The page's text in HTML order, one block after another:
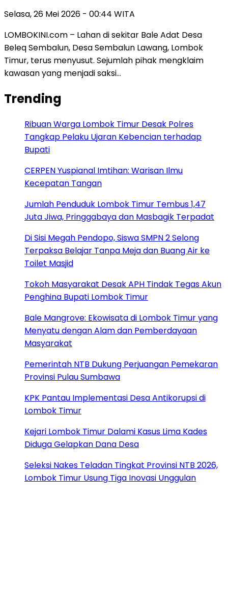
Selasa, 26 Mei 2026 - 00:44 WITA
LOMBOKINI.com – Lahan di sekitar Bale Adat Desa
Beleq Sembalun, Desa Sembalun Lawang, Lombok
Timur, terus menyusut. Sejumlah pihak mengklaim
kawasan yang menjadi saksi…
Trending
Ribuan Warga Lombok Timur Desak Polres
Tangkap Pelaku Ujaran Kebencian terhadap
Bupati
CERPEN Yuspianal Imtihan: Warisan Ilmu
Kecepatan Tangan
Jumlah Penduduk Lombok Timur Tembus 1,47
Juta Jiwa, Pringgabaya dan Masbagik Terpadat
Di Sisi Megah Pendopo, Siswa SMPN 2 Selong
Terpaksa Belajar Tanpa Meja dan Buang Air ke
Toilet Masjid
Tokoh Masyarakat Desak APH Tindak Tegas Akun
Penghina Bupati Lombok Timur
Bale Mangrove: Ekowisata di Lombok Timur yang
Menyatu dengan Alam dan Pemberdayaan
Masyarakat
Pemerintah NTB Dukung Perjuangan Pemekaran
Provinsi Pulau Sumbawa
KPK Pantau Implementasi Desa Antikorupsi di
Lombok Timur
Kejari Lombok Timur Dalami Kasus Lima Kades
Diduga Gelapkan Dana Desa
Seleksi Nakes Teladan Tingkat Provinsi NTB 2026,
Lombok Timur Usung Tiga Inovasi Unggulan